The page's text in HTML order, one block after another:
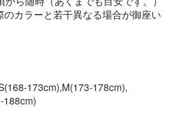
のカラーと若干異なる場合が御座い
173cm),M(173-178cm),
188cm)